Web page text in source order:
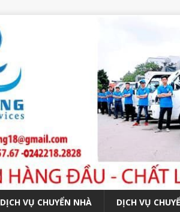
DỊCH VỤ CHUYỂN NHÀ DỊCH VỤ